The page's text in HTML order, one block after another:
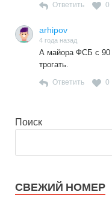
Ответить 0
arhipov
4 года назад
А майора ФСБ с 90
трогать.
Ответить 0
Поиск
СВЕЖИЙ НОМЕР